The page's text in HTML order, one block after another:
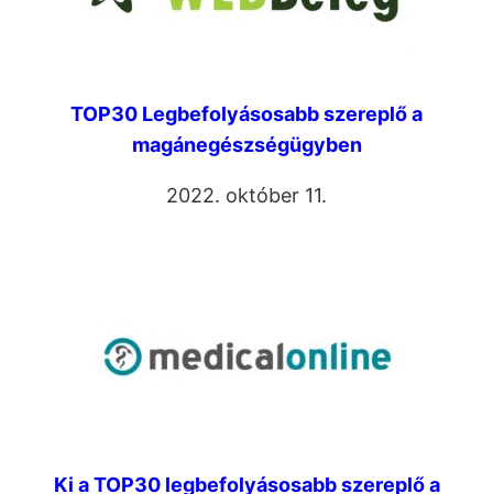
TOP30 Legbefolyásosabb szereplő a
magánegészségügyben
2022. október 11.
Ki a TOP30 legbefolyásosabb szereplő a